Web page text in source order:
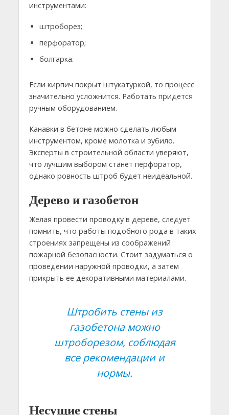
инструментами:
штроборез;
перфоратор;
болгарка.
Если кирпич покрыт штукатуркой, то процесс
значительно усложнится. Работать придется
ручным оборудованием.
Канавки в бетоне можно сделать любым
инструментом, кроме молотка и зубило.
Эксперты в строительной области уверяют,
что лучшим выбором станет перфоратор,
однако ровность штроб будет неидеальной.
Дерево и газобетон
Желая провести проводку в дереве, следует
помнить, что работы подобного рода в таких
строениях запрещены из соображений
пожарной безопасности. Стоит задуматься о
проведении наружной проводки, а затем
прикрыть ее декоративными материалами.
Штробить стены из
газобетона можно
штроборезом, соблюдая
все рекомендации и
нормы.
Несущие стены